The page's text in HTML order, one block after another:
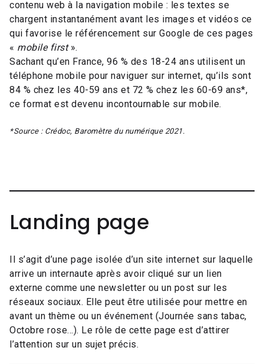
contenu web à la navigation mobile : les textes se
chargent instantanément avant les images et vidéos ce
qui favorise le référencement sur Google de ces pages
« mobile first».
Sachant qu’en France, 96 % des 18-24 ans utilisent un
téléphone mobile pour naviguer sur internet, qu’ils sont
84 % chez les 40-59 ans et 72 % chez les 60-69 ans*,
ce format est devenu incontournable sur mobile.
*Source : Crédoc, Baromètre du numérique 2021.
Landing page
Il s’agit d’une page isolée d’un site internet sur laquelle
arrive un internaute après avoir cliqué sur un lien
externe comme une newsletter ou un post sur les
réseaux sociaux. Elle peut être utilisée pour mettre en
avant un thème ou un événement (Journée sans tabac,
Octobre rose…). Le rôle de cette page est d’attirer
l’attention sur un sujet précis.